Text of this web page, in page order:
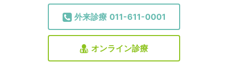
外来診療 011-611-0001
オンライン診療